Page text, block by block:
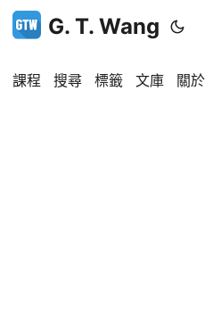
G. T. Wang
課程 搜尋 標籤 文庫 關於